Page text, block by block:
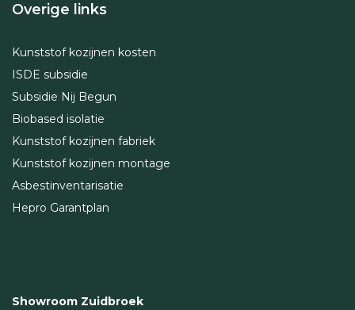
Overige links
Kunststof kozijnen kosten
ISDE subsidie
Subsidie Nij Begun
Biobased isolatie
Kunststof kozijnen fabriek
Kunststof kozijnen montage
Asbestinventarisatie
Hepro Garantplan
Showroom Zuidbroek